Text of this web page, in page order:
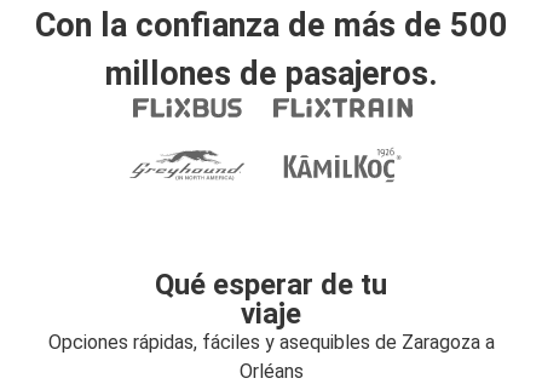
Con la confianza de más de 500
millones de pasajeros.
Qué esperar de tu
viaje
Opciones rápidas, fáciles y asequibles de Zaragoza a
Orléans